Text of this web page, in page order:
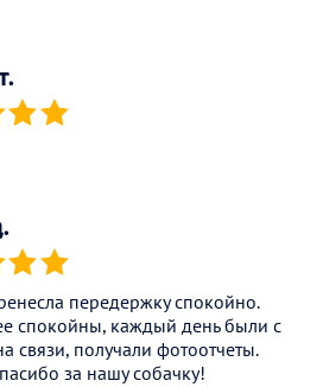
(*) (*)
(*) (*)
передержку спокойно.
спокойны, каждый день были с
связи, получали фотоотчеты.
за нашу собачку!